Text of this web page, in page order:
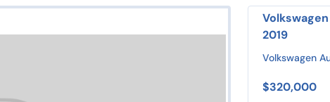
Volkswagen
2019
Volkswagen
$320,000